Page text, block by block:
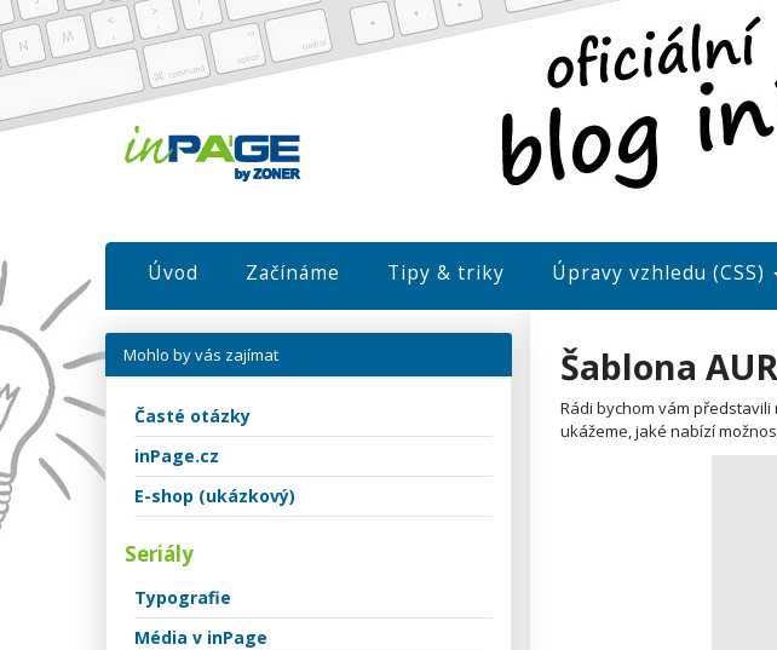
Úvod Začínáme Tipy & triky Úpravy vzhledu (CSS)
Šablona
Rádi bychom vám
ukážeme, jaké nabízí
Mohlo by vás zajímat
Časté otázky
inPage.cz
E-shop (ukázkový)
Seriály
Typografie
Média v inPage